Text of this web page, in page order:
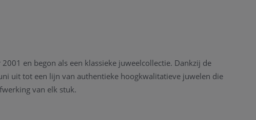
en begon als een klassieke juweelcollectie. Dankzij de
uit tot een lijn van authentieke hoogkwalitatieve juwelen die
van elk stuk.